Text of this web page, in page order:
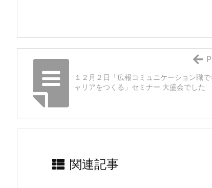
１２月２日「広報コミュニケーション職で
ャリアをつくる」セミナー 大盛会でした
関連記事